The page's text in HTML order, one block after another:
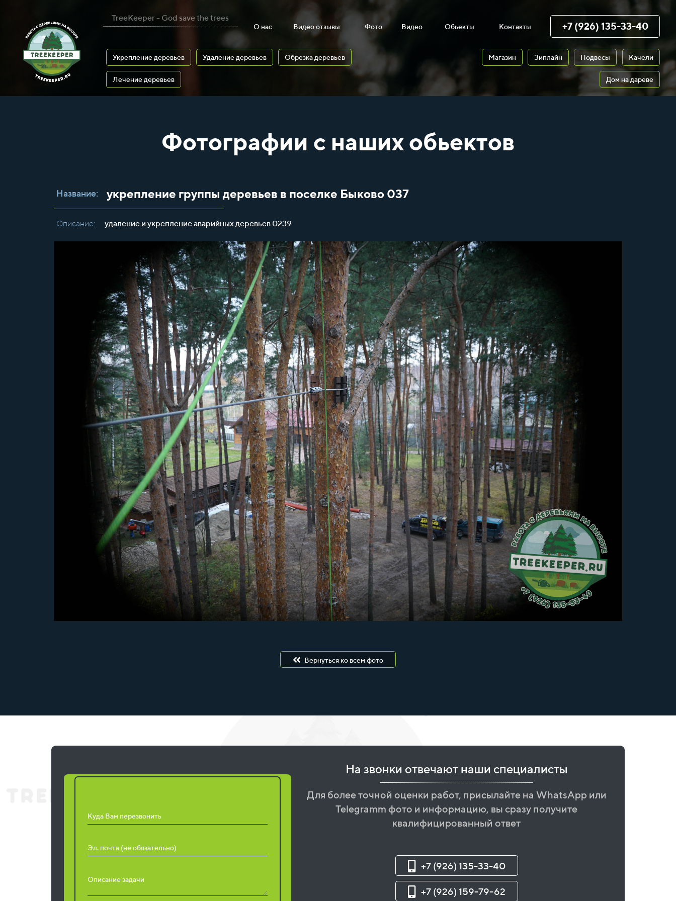
TreeKeeper - God save the trees
О нас Видео отзывы Фото Видео Обьекты Контакты +7 (926) 135-33-40
Укрепление деревьев Удаление деревьев Обрезка деревьев
Лечение деревьев
Магазин Зиплайн Подвесы Качели
Дом на дареве
Фотографии с наших обьектов
Название: укрепление группы деревьев в поселке Быково 037
Описание: удаление и укрепление аварийных деревьев 0239
Вернуться ко всем фото
Куда Вам перезвонить
Эл. почта (не обязательно)
Описание задачи
На звонки отвечают наши специалисты
Для более точной оценки работ, присылайте на WhatsApp или
Telegramm фото и информацию, вы сразу получите
квалифицированный ответ
+7 (926) 135-33-40
+7 (926) 159-79-62